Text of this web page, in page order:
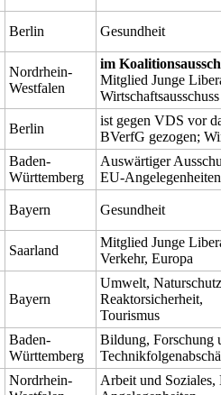
Berlin Gesundheit
Nordrhein-
Westfalen
im
Mitglied Junge
Wirtschaftsausschuss
Berlin
ist gegen VDS vor
BVerfG gezogen;
Baden-
Württemberg
Auswärtiger
EU-Angelegenheiten
Bayern Gesundheit
Saarland
Mitglied Junge
Verkehr, Europa
Bayern
Umwelt,
Reaktorsicherheit,
Tourismus
Baden-
Württemberg
Bildung, Forschung
Nordrhein-
Arbeit und Soziales,